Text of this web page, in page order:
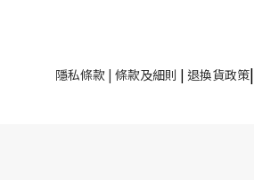
隱私條款| 條款及細則 | 退換貨政策|